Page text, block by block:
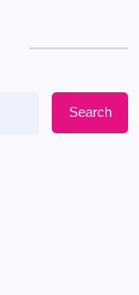
Search